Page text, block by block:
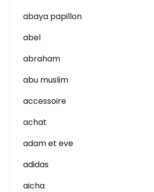
abaya papillon
abel
abraham
abu muslim
accessoire
achat
adam et eve
adidas
aicha